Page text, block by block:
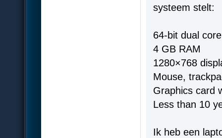
systeem stelt:
64-bit dual
4 GB RAM
1280×768
Mouse,
Graphics card
Less than 10
Ik heb een